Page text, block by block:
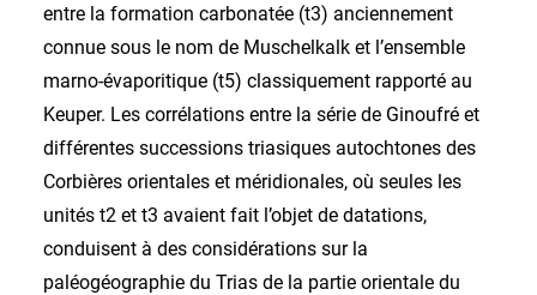
entre la formation carbonatée (t3) anciennement
connue sous le nom de Muschelkalk et l’ensemble
marno-évaporitique (t5) classiquement rapporté au
Keuper. Les corrélations entre la série de Ginoufré et
différentes successions triasiques autochtones des
Corbières orientales et méridionales, où seules les
unités t2 et t3 avaient fait l’objet de datations,
conduisent à des considérations sur la
paléogéographie du Trias de la partie orientale du